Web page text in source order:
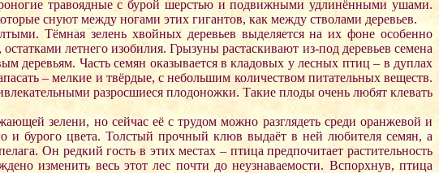
травоядные с бурой шерстью и подвижными удлинёнными ушами.
снуют между ногами этих гигантов, как между стволами деревьев.
Тёмная зелень хвойных деревьев выделяется на их фоне особенно
летнего изобилия. Грызуны растаскивают из-под деревьев семена
деревьям. Часть семян оказывается в кладовых у лесных птиц – в дуплах
– мелкие и твёрдые, с небольшим количеством питательных веществ.
разросшиеся плодоножки. Такие плоды очень любят клевать
зелени, но сейчас её с трудом можно разглядеть среди оранжевой и
и бурого цвета. Толстый прочный клюв выдаёт в ней любителя семян, а
Он редкий гость в этих местах – птица предпочитает растительность
изменить весь этот лес почти до неузнаваемости. Вспорхнув, птица